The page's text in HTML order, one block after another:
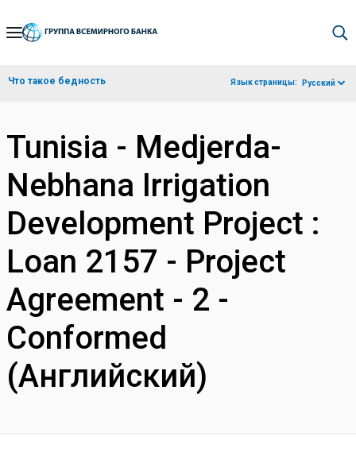
Skip
Navigation
Что такое бедность Язык страницы: Русский
Tunisia - Medjerda-
Nebhana Irrigation
Development Project :
Loan 2157 - Project
Agreement - 2 -
Conformed
(Английский)